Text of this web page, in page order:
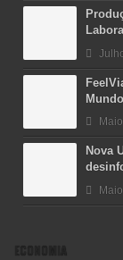
Nova
ECONOMIA